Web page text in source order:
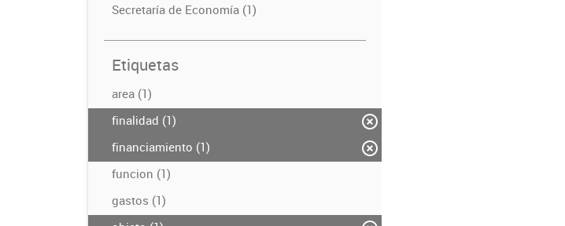
Secretaría de Economía (1)
Etiquetas
area (1)
finalidad (1)
financiamiento (1)
funcion (1)
gastos (1)